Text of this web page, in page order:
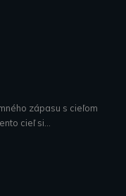
zápasu s cieľom
cieľ si...